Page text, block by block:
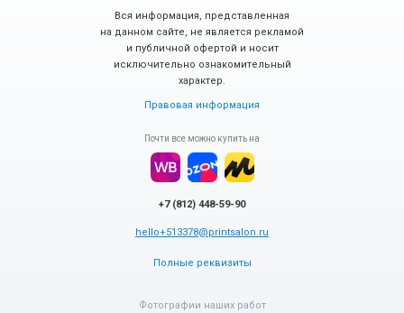
Вся информация, представленная
на данном сайте, не является рекламой
и публичной офертой и носит
исключительно ознакомительный
характер.
Правовая информация
Почти все можно купить на
+7 (812) 448-59-90
hello+513378@printsalon.ru
Полные реквизиты
Фотографии наших работ